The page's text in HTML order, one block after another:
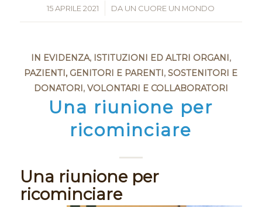
15 APRILE 2021
/ DA UN CUORE UN MONDO
IN EVIDENZA, ISTITUZIONI ED ALTRI ORGANI,
PAZIENTI, GENITORI E PARENTI,SOSTENITORI E
DONATORI, VOLONTARI E COLLABORATORI
Una riunione per
ricominciare
Una riunione per
ricominciare